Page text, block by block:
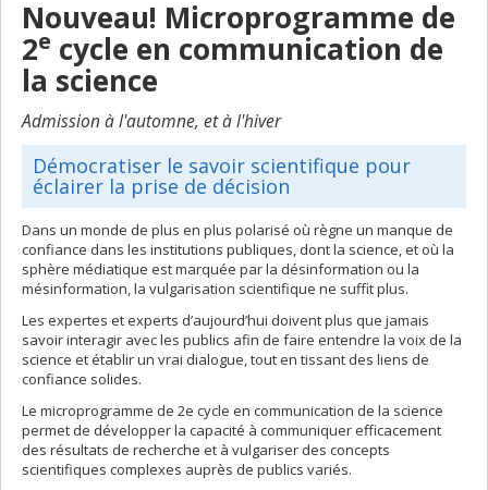
Nouveau! Microprogramme de
2e cycle en communication de
la science
Admission à l'automne, et à l'hiver
Démocratiser le savoir scientifique pour
éclairer la prise de décision
Dans un monde de plus en plus polarisé où règne un manque de
confiance dans les institutions publiques, dont la science, et où la
sphère médiatique est marquée par la désinformation ou la
mésinformation, la vulgarisation scientifique ne suffit plus.
Les expertes et experts d’aujourd’hui doivent plus que jamais
savoir interagir avec les publics afin de faire entendre la voix de la
science et établir un vrai dialogue, tout en tissant des liens de
confiance solides.
Le microprogramme de 2e cycle en communication de la science
permet de développer la capacité à communiquer efficacement
des résultats de recherche et à vulgariser des concepts
scientifiques complexes auprès de publics variés.